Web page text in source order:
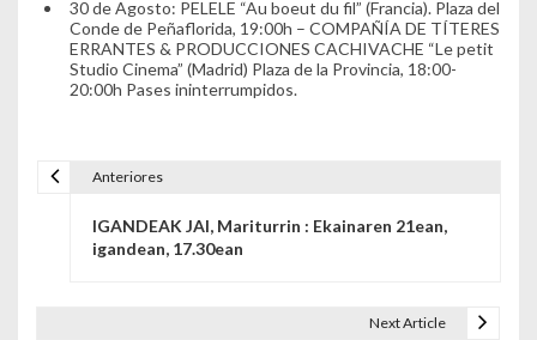
30 de Agosto: PELELE “Au boeut du fil” (Francia). Plaza del
Conde de Peñaflorida, 19:00h – COMPAÑÍA DE TÍTERES
ERRANTES & PRODUCCIONES CACHIVACHE “Le petit
Studio Cinema” (Madrid) Plaza de la Provincia, 18:00-
20:00h Pases ininterrumpidos.
Anteriores
IGANDEAK JAI, Mariturrin : Ekainaren 21ean,
igandean, 17.30ean
Next Article